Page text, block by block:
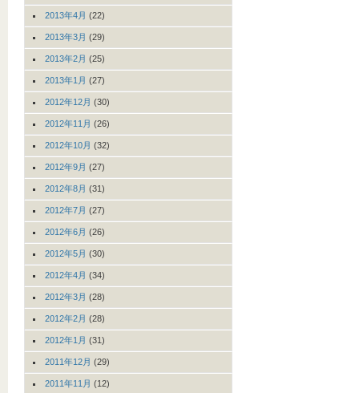
2013年4月 (22)
2013年3月 (29)
2013年2月 (25)
2013年1月 (27)
2012年12月 (30)
2012年11月 (26)
2012年10月 (32)
2012年9月 (27)
2012年8月 (31)
2012年7月 (27)
2012年6月 (26)
2012年5月 (30)
2012年4月 (34)
2012年3月 (28)
2012年2月 (28)
2012年1月 (31)
2011年12月 (29)
2011年11月 (12)